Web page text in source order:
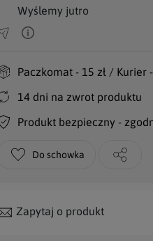
Wyślemy jutro
Paczkomat - 15 zł / Kurier
14 dni na zwrot produktu
Produkt bezpieczny -
Do schowka
Zapytaj o produkt